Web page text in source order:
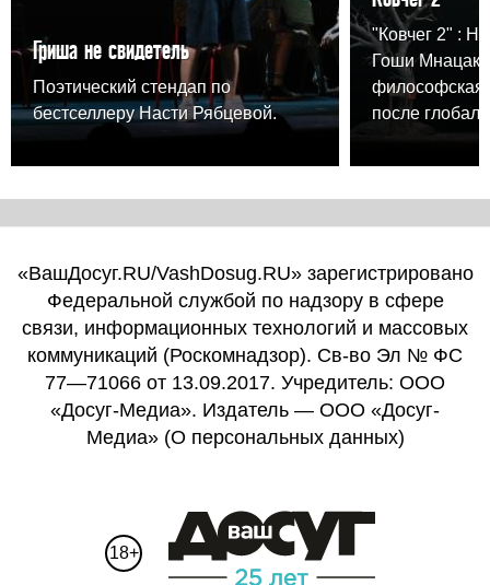
Гриша не свидетель
Поэтический стендап по
бестселлеру Насти Рябцевой.
"Ковчег 2" :
Гоши
философская
после
«ВашДосуг.RU/VashDosug.RU» зарегистрировано
Федеральной службой по надзору в сфере
связи, информационных технологий и массовых
коммуникаций (Роскомнадзор). Св-во Эл № ФС
77—71066 от 13.09.2017. Учредитель: ООО
«Досуг-Медиа». Издатель — ООО «Досуг-
Медиа» (О персональных данных)
18+